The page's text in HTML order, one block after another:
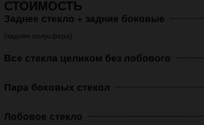
СТОИМОСТЬ
Заднее стекло + задние боковые
(задняя полусфера)
Все стекла целиком без лобового
Пара боковых стекол
Лобовое стекло